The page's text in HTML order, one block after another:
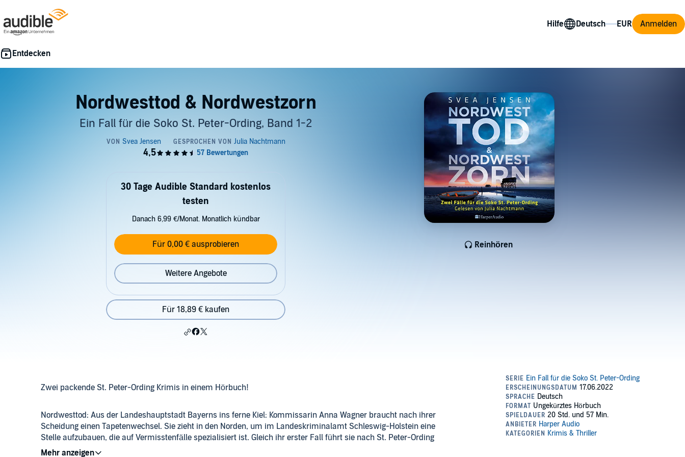
Hilfe Anmelden
Nordwesttod & Nordwestzorn
Ein Fall für die Soko St. Peter-Ording, Band 1-2
Reinhören
30 Tage Audible Standard kostenlos
testen
Danach 6,99 €/Monat. Monatlich kündbar
Für 0,00 € ausprobieren
Weitere Angebote
Für 18,89 € kaufen
Zwei packende St. Peter-Ording Krimis in einem Hörbuch!
Nordwesttod: Aus der Landeshauptstadt Bayerns ins ferne Kiel: Kommissarin Anna Wagner braucht nach ihrer
Scheidung einen Tapetenwechsel. Sie zieht in den Norden, um im Landeskriminalamt Schleswig-Holstein eine
Stelle aufzubauen, die auf Vermisstenfälle spezialisiert ist. Gleich ihr erster Fall führt sie nach St. Peter-Ording
an die Nordseeküste: Nina Brechtmann, eine junge Umweltaktivistin aus einer einflussreichen Hoteliersfamilie,